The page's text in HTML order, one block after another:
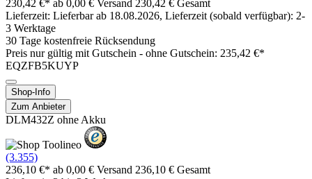
230,42 €* ab 0,00 € Versand 230,42 € Gesamt
Lieferzeit: Lieferbar ab 18.08.2026, Lieferzeit (sobald verfügbar): 2-
3 Werktage
30 Tage kostenfreie Rücksendung
Preis nur gültig mit Gutschein - ohne Gutschein: 235,42 €*
EQZFB5KUYP
Shop-Info
Zum Anbieter
DLM432Z ohne Akku
(3.355)
236,10 €* ab 0,00 € Versand 236,10 € Gesamt